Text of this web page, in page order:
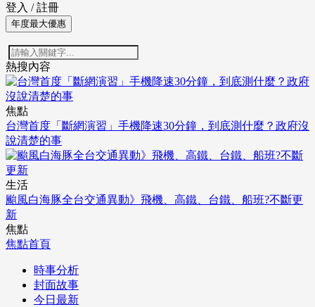
登入 / 註冊
年度最大優惠
熱搜內容
焦點
台灣首度「斷網演習」手機降速30分鐘，到底測什麼？政府沒
說清楚的事
生活
颱風白海豚全台交通異動》飛機、高鐵、台鐵、船班?不斷更
新
焦點
焦點首頁
時事分析
封面故事
今日最新